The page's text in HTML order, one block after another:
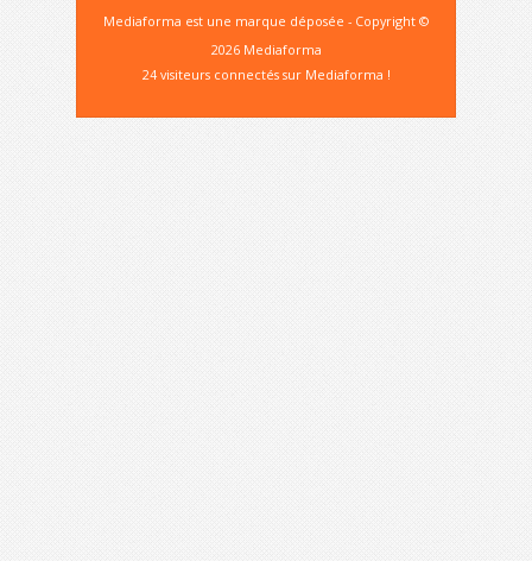
Mediaforma est une marque déposée - Copyright ©
2026 Mediaforma
24 visiteurs connectés sur Mediaforma !